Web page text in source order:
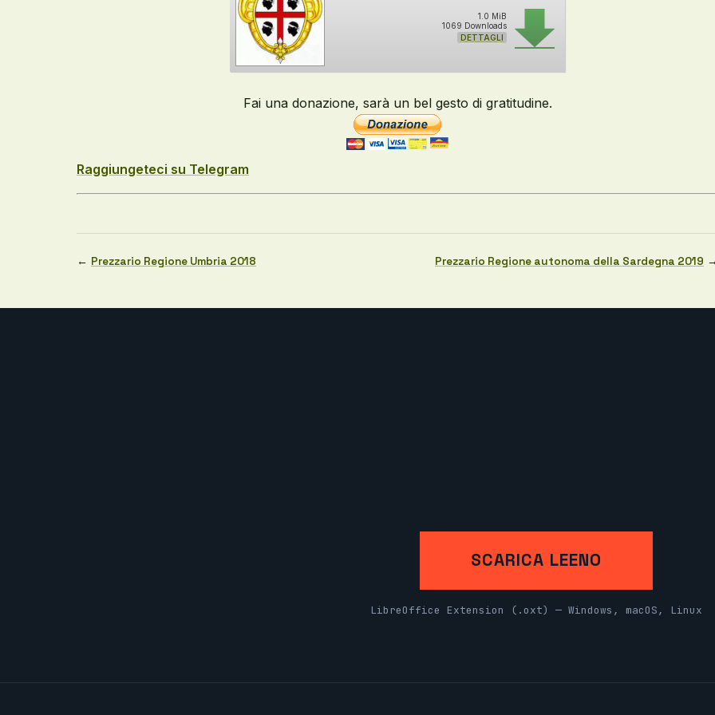
1.0 MiB
1069 Downloads
DETTAGLI
Fai una donazione, sarà un bel gesto di gratitudine.
Raggiungeteci su Telegram
← Prezzario Regione Umbria 2018 Prezzario Regione autonoma della Sardegna 2019
SCARICA LEENO
LibreOffice Extension (.oxt) — Windows, macOS, Linux